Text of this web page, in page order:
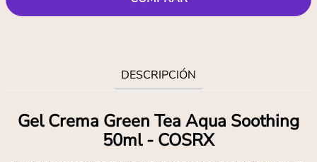
DESCRIPCIÓN
Gel Crema Green Tea Aqua Soothing
50ml - COSRX